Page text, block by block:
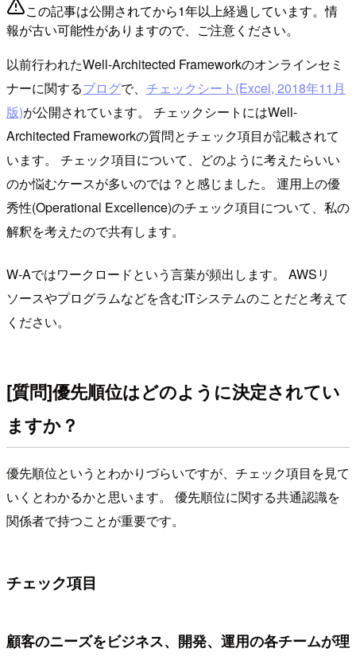
この記事は公開されてから1年以上経過しています。情
報が古い可能性がありますので、ご注意ください。
以前行われたWell-Architected Frameworkのオンラインセミ
ナーに関するブログで、 チェックシート(Excel, 2018年11月
版)が公開されています。 チェックシートにはWell-
Architected Frameworkの質問とチェック項目が記載されて
います。 チェック項目について、どのように考えたらいい
のか悩むケースが多いのでは？と感じました。 運用上の優
秀性(Operational Excellence)のチェック項目について、私の
解釈を考えたので共有します。
W-Aではワークロードという言葉が頻出します。 AWSリ
ソースやプログラムなどを含むITシステムのことだと考えて
ください。
[質問]優先順位はどのように決定されてい
ますか？
優先順位というとわかりづらいですが、チェック項目を見て
いくとわかるかと思います。 優先順位に関する共通認識を
関係者で持つことが重要です。
チェック項目
顧客のニーズをビジネス、開発、運用の各チームが理